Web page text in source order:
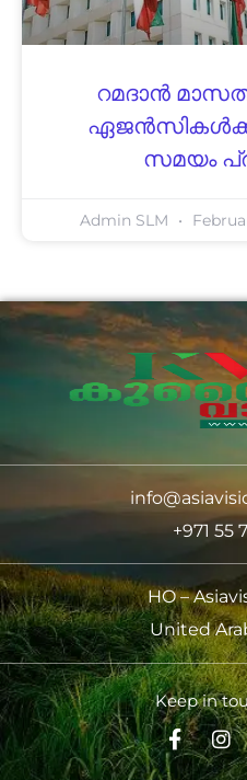
റമദാൻ
സമയം
Admin SLM
+971 55
HO –
United
Keep in